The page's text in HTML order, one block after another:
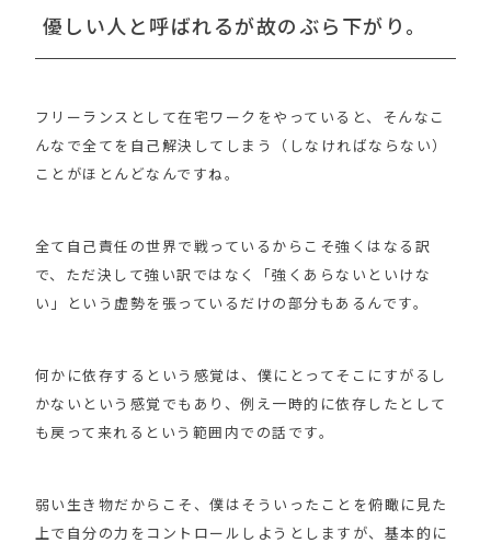
優しい人と呼ばれるが故のぶら下がり。
フリーランスとして在宅ワークをやっていると、そんなこ
んなで全てを自己解決してしまう（しなければならない）
ことがほとんどなんですね。
全て自己責任の世界で戦っているからこそ強くはなる訳
で、ただ決して強い訳ではなく「強くあらないといけな
い」という虚勢を張っているだけの部分もあるんです。
何かに依存するという感覚は、僕にとってそこにすがるし
かないという感覚でもあり、例え一時的に依存したとして
も戻って来れるという範囲内での話です。
弱い生き物だからこそ、僕はそういったことを俯瞰に見た
上で自分の力をコントロールしようとしますが、基本的に